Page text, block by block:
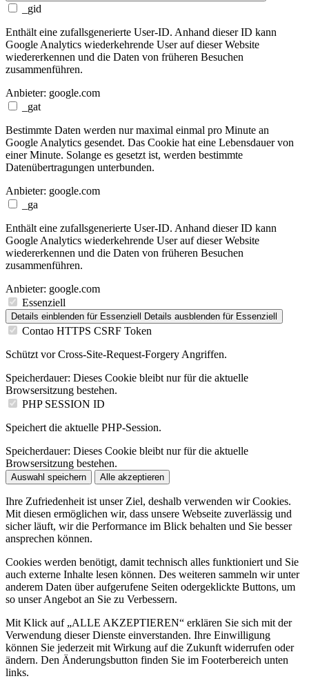
_gid
Enthält eine zufallsgenerierte User-ID. Anhand dieser ID kann
Google Analytics wiederkehrende User auf dieser Website
wiedererkennen und die Daten von früheren Besuchen
zusammenführen.
Anbieter: google.com
_gat
Bestimmte Daten werden nur maximal einmal pro Minute an
Google Analytics gesendet. Das Cookie hat eine Lebensdauer von
einer Minute. Solange es gesetzt ist, werden bestimmte
Datenübertragungen unterbunden.
Anbieter: google.com
_ga
Enthält eine zufallsgenerierte User-ID. Anhand dieser ID kann
Google Analytics wiederkehrende User auf dieser Website
wiedererkennen und die Daten von früheren Besuchen
zusammenführen.
Anbieter: google.com
Essenziell
Details einblenden für Essenziell Details ausblenden für Essenziell
Contao HTTPS CSRF Token
Schützt vor Cross-Site-Request-Forgery Angriffen.
Speicherdauer: Dieses Cookie bleibt nur für die aktuelle
Browsersitzung bestehen.
PHP SESSION ID
Speichert die aktuelle PHP-Session.
Speicherdauer: Dieses Cookie bleibt nur für die aktuelle
Browsersitzung bestehen.
Auswahl speichern Alle akzeptieren
Ihre Zufriedenheit ist unser Ziel, deshalb verwenden wir Cookies.
Mit diesen ermöglichen wir, dass unsere Webseite zuverlässig und
sicher läuft, wir die Performance im Blick behalten und Sie besser
ansprechen können.
Cookies werden benötigt, damit technisch alles funktioniert und Sie
auch externe Inhalte lesen können. Des weiteren sammeln wir unter
anderem Daten über aufgerufene Seiten odergeklickte Buttons, um
so unser Angebot an Sie zu Verbessern.
Mit Klick auf „ALLE AKZEPTIEREN“ erklären Sie sich mit der
Verwendung dieser Dienste einverstanden. Ihre Einwilligung
können Sie jederzeit mit Wirkung auf die Zukunft widerrufen oder
ändern. Den Änderungsbutton finden Sie im Footerbereich unten
links.